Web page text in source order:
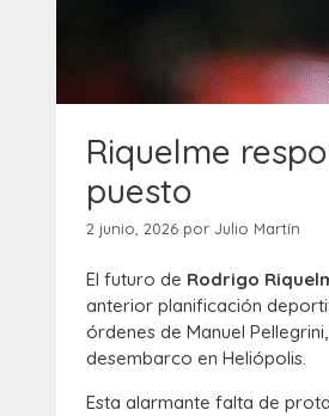
Riquelme
puesto
2 junio, 2026 por Julio Martín
El futuro de Rodrigo
anterior planificación
órdenes de Manuel
desembarco en Heliópolis.
Esta alarmante falta de